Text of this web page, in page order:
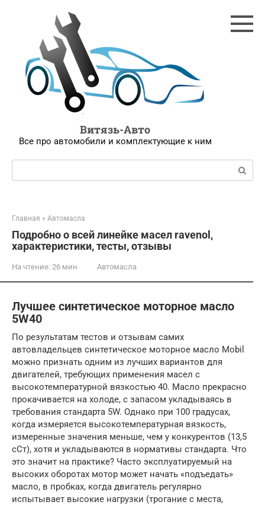
Витязь-Авто
Все про автомобили и комплектующие к ним
Поиск:
Главная » Автомасла
Подробно о всей линейке масел ravenol,
характеристики, тесты, отзывы
На чтение: 26 мин Автомасла
Лучшее синтетическое моторное масло
5W40
По результатам тестов и отзывам самих
автовладельцев синтетическое моторное масло Mobil
можно признать одним из лучших вариантов для
двигателей, требующих применения масел с
высокотемпературной вязкостью 40. Масло прекрасно
прокачивается на холоде, с запасом укладываясь в
требования стандарта 5W. Однако при 100 градусах,
когда измеряется высокотемпературная вязкость,
измеренные значения меньше, чем у конкурентов (13,5
сСт), хотя и укладываются в нормативы стандарта. Что
это значит на практике? Часто эксплуатируемый на
высоких оборотах мотор может начать «подъедать»
масло, в пробках, когда двигатель регулярно
испытывает высокие нагрузки (трогание с места,